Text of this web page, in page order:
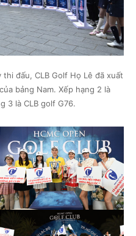
đấu, CLB Golf Họ Lê đã xuất
bảng Nam. Xếp hạng 2 là
3 là CLB golf G76.